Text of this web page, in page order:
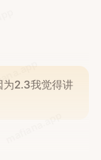
为2.3我觉得讲